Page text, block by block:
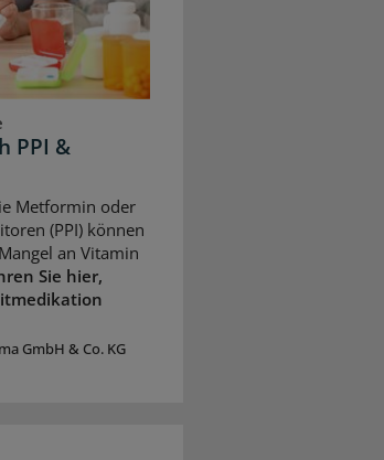
PPI &
Metformin oder
(PPI) können
an Vitamin
Sie hier,
GmbH & Co. KG